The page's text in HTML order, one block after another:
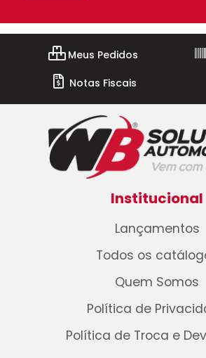
Meus Pedidos
Notas Fiscais
Institucional
Lançamentos
Todos os
Quem Somos
Política de
Política de Troca e